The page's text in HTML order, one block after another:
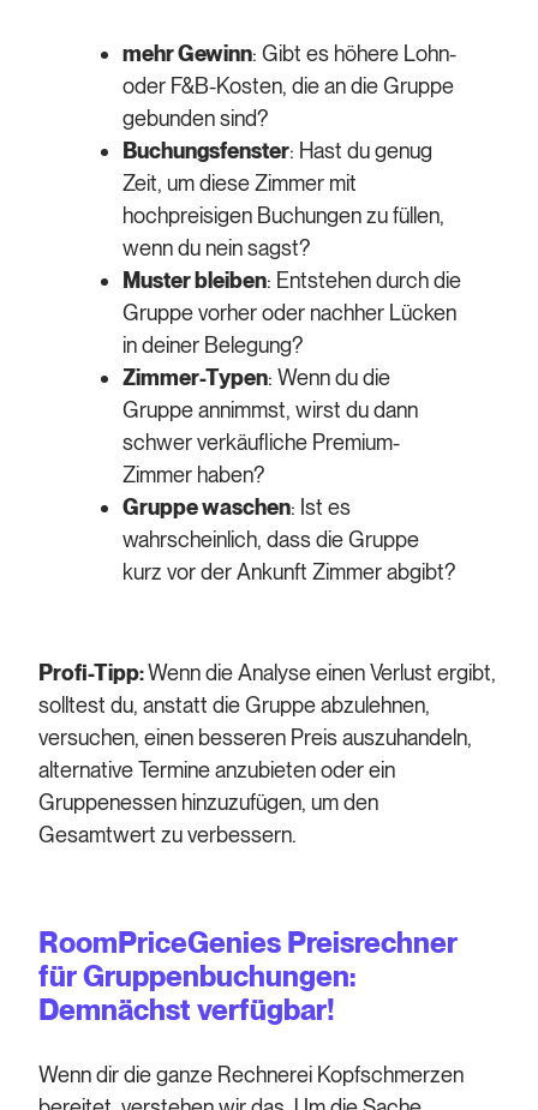
mehr Gewinn: Gibt es höhere Lohn-
oder F&B-Kosten, die an die Gruppe
gebunden sind?
Buchungsfenster: Hast du genug
Zeit, um diese Zimmer mit
hochpreisigen Buchungen zu füllen,
wenn du nein sagst?
Muster bleiben: Entstehen durch die
Gruppe vorher oder nachher Lücken
in deiner Belegung?
Zimmer-Typen: Wenn du die
Gruppe annimmst, wirst du dann
schwer verkäufliche Premium-
Zimmer haben?
Gruppe waschen: Ist es
wahrscheinlich, dass die Gruppe
kurz vor der Ankunft Zimmer abgibt?
Profi-Tipp:Wenn die Analyse einen Verlust ergibt,
solltest du, anstatt die Gruppe abzulehnen,
versuchen, einen besseren Preis auszuhandeln,
alternative Termine anzubieten oder ein
Gruppenessen hinzuzufügen, um den
Gesamtwert zu verbessern.
RoomPriceGenies Preisrechner
für Gruppenbuchungen:
Demnächst verfügbar!
Wenn dir die ganze Rechnerei Kopfschmerzen